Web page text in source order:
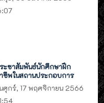
ะชาสัมพันธ์นักศึกษาฝึก
ชีพในสถานประกอบการ
ศุกร์, 17 พฤศจิกายน 2566